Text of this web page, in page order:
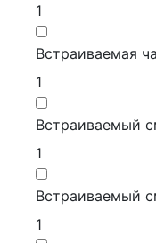
1
Встраиваемая
1
Встраиваемый
1
Встраиваемый
1